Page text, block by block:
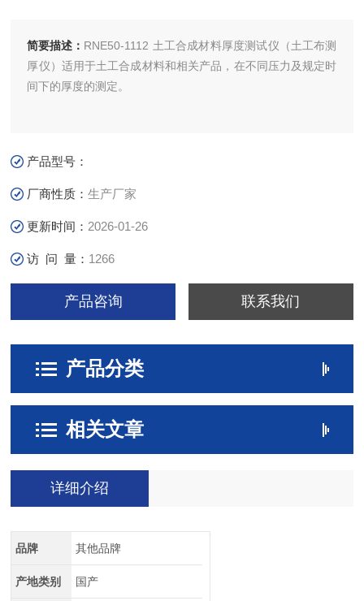
简要描述： RNE50-1112 土工合成材料厚度测试仪（土工布测
厚仪）适用于土工合成材料和相关产品，在不同压力及规定时
间下的厚度的测定。
产品型号：
厂商性质：生产厂家
更新时间： 2026-01-26
访 问 量： 1266
产品咨询 联系我们
产品分类
相关文章
详细介绍
品牌 其他品牌
产地类别 国产